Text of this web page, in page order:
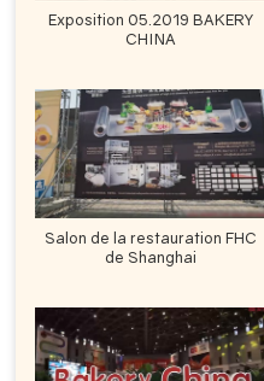
Exposition 05.2019 BAKERY
CHINA
Salon de la restauration FHC
de Shanghai